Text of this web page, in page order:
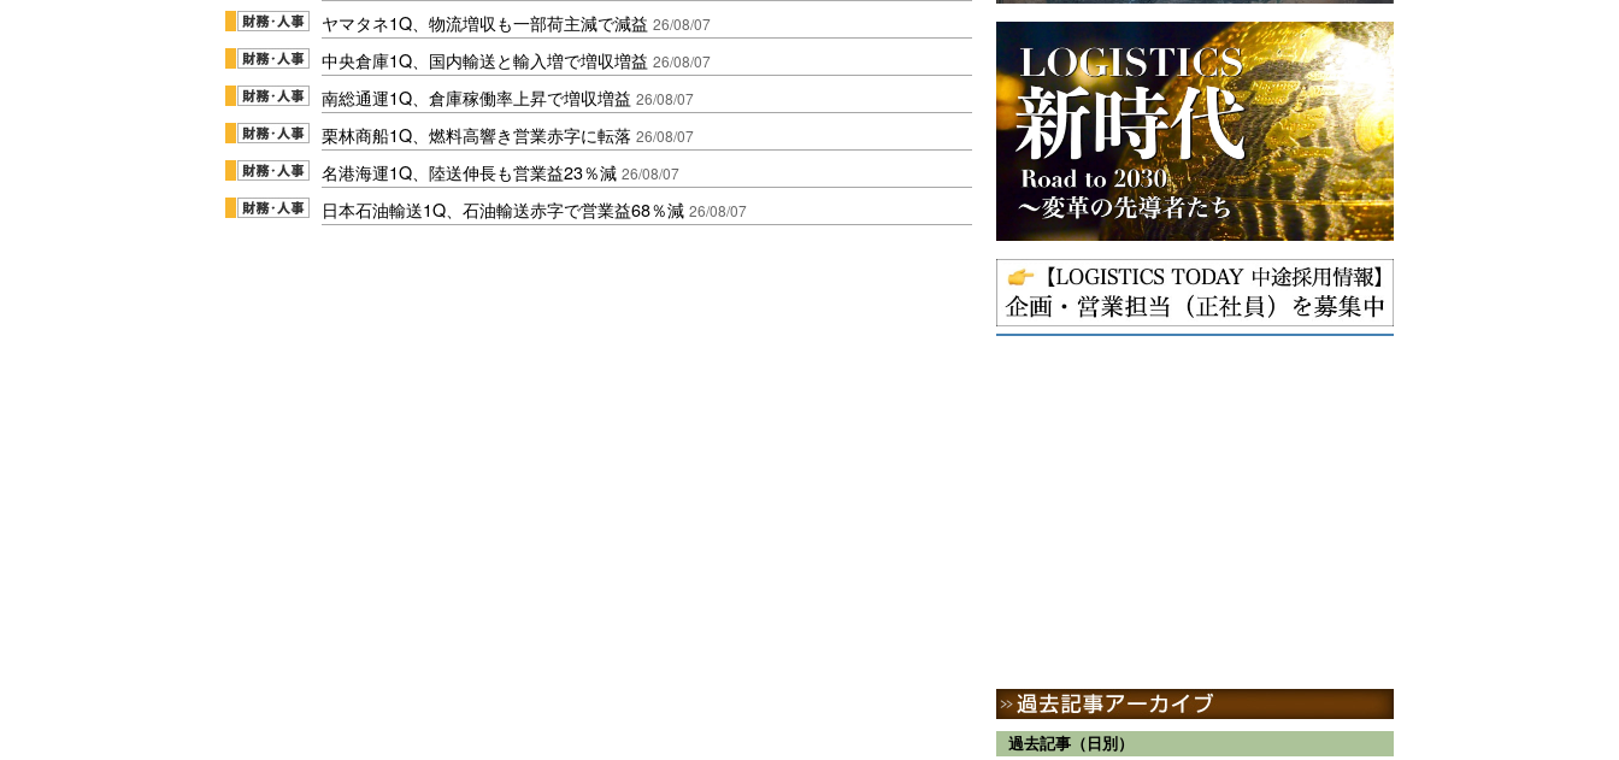
ヤマタネ1Q、物流増収も一部荷主減で減益 26/08/07
中央倉庫1Q、国内輸送と輸入増で増収増益 26/08/07
南総通運1Q、倉庫稼働率上昇で増収増益 26/08/07
栗林商船1Q、燃料高響き営業赤字に転落 26/08/07
名港海運1Q、陸送伸長も営業益23％減 26/08/07
日本石油輸送1Q、石油輸送赤字で営業益68％減 26/08/07
過去記事（日別）